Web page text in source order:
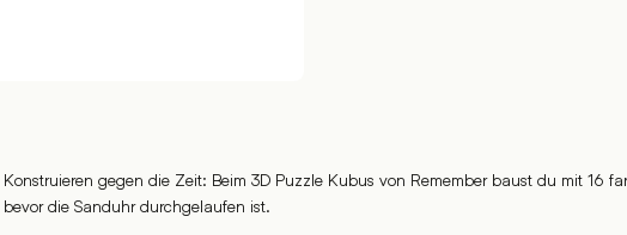
Konstruieren gegen die Zeit: Beim 3D Puzzle Kubus von Remember baust du mit 16
bevor die Sanduhr durchgelaufen ist.